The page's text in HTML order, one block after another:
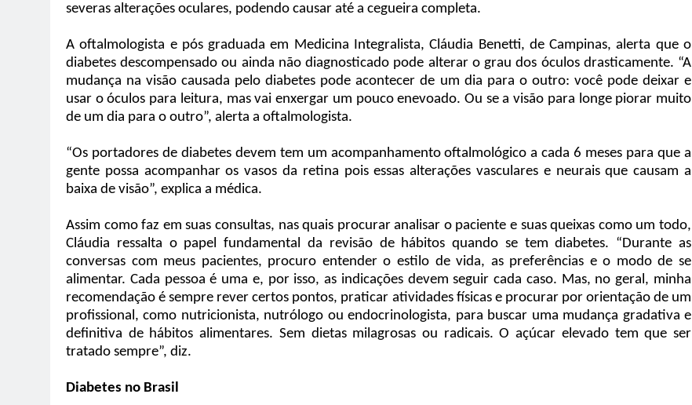
severas alterações oculares, podendo causar até a cegueira completa.
A oftalmologista e pós graduada em Medicina Integralista, Cláudia Benetti, de Campinas, alerta que o
diabetes descompensado ou ainda não diagnosticado pode alterar o grau dos óculos drasticamente. “A
mudança na visão causada pelo diabetes pode acontecer de um dia para o outro: você pode deixar e
usar o óculos para leitura, mas vai enxergar um pouco enevoado. Ou se a visão para longe piorar muito
de um dia para o outro”, alerta a oftalmologista.
“Os portadores de diabetes devem tem um acompanhamento oftalmológico a cada 6 meses para que a
gente possa acompanhar os vasos da retina pois essas alterações vasculares e neurais que causam a
baixa de visão”, explica a médica.
Assim como faz em suas consultas, nas quais procurar analisar o paciente e suas queixas como um todo,
Cláudia ressalta o papel fundamental da revisão de hábitos quando se tem diabetes. “Durante as
conversas com meus pacientes, procuro entender o estilo de vida, as preferências e o modo de se
alimentar. Cada pessoa é uma e, por isso, as indicações devem seguir cada caso. Mas, no geral, minha
recomendação é sempre rever certos pontos, praticar atividades físicas e procurar por orientação de um
profissional, como nutricionista, nutrólogo ou endocrinologista, para buscar uma mudança gradativa e
definitiva de hábitos alimentares. Sem dietas milagrosas ou radicais. O açúcar elevado tem que ser
tratado sempre”, diz.
Diabetes no Brasil